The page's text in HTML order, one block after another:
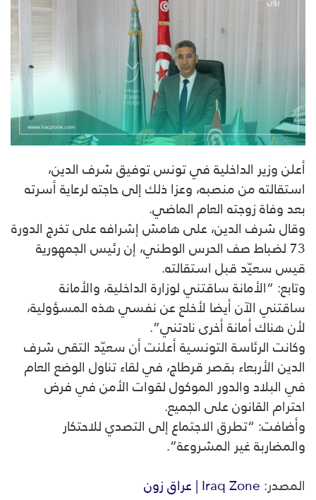
أعلن وزير الداخلية في تونس توفيق شرف الدين،
استقالته من منصبه، وعزا ذلك إلى حاجته لرعاية أسرته
بعد وفاة زوجته العام الماضي.
وقال شرف الدين، على هامش إشرافه على تخرج الدورة
73 لضباط صف الحرس الوطني، إن رئيس الجمهورية
قيس سعيّد قبل استقالته.
وتابع: “الأمانة ساقتني لوزارة الداخلية، والأمانة
ساقتني الآن أيضا لأخلع عن نفسي هذه المسؤولية،
لأن هناك أمانة أخرى نادتني”.
وكانت الرئاسة التونسية أعلنت أن سعيّد التقى شرف
الدين الأربعاء بقصر قرطاج، في لقاء تناول الوضع العام
في البلاد والدور الموكول لقوات الأمن في فرض
احترام القانون على الجميع.
وأضافت: “تطرق الاجتماع إلى التصدي للاحتكار
والمضاربة غير المشروعة”.
المصدر:Iraq Zone | عراق زون